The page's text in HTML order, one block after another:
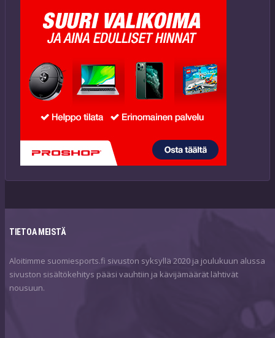
TIETOA MEISTÄ
Aloitimme suomiesports.fi sivuston syksyllä 2020 ja joulukuun alussa
sivuston sisältökehitys pääsi vauhtiin ja kävijämäärät lähtivät
nousuun.